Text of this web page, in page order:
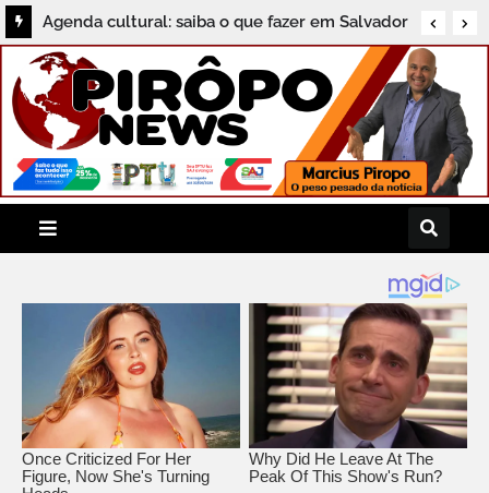
Agenda cultural: saiba o que fazer em Salvador
neste sábado